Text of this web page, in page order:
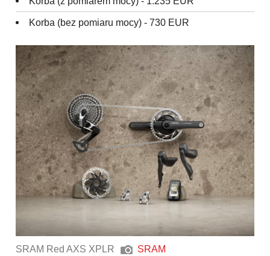
Korba (bez pomiaru mocy) - 730 EUR
SRAM Red AXS XPLR SRAM